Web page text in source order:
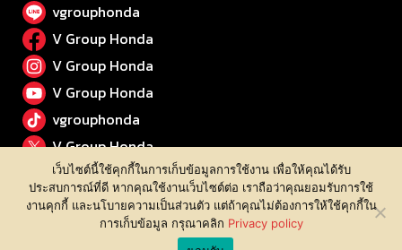
vgrouphonda
V Group Honda
V Group Honda
V Group Honda
vgrouphonda
V Group Honda
เว็บไซต์นี้ใช้คุกกี้ในการเก็บข้อมูลการใช้งาน เพื่อให้คุณได้รับ
ประสบการณ์ที่ดี หากคุณใช้งานเว็บไซต์ต่อ เราถือว่าคุณยอมรับการใช้
งานคุกกี้ และนโบายความเป็นส่วนตัว แต่ถ้าคุณไม่ต้องการให้ใช้คุกกี้ใน
การเก็บข้อมูล กรุณาคลิก Privacy policy